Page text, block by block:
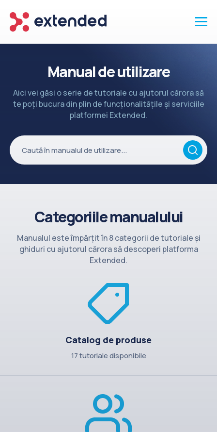
Vanzari și clienti
Marketing și promotii
Integrări
Setări
Înapoi la site
Contact
Manual de utilizare
Aici vei găsi o serie de tutoriale cu ajutorul cărora să
te poți bucura din plin de funcționalitățile și serviciile
platformei Extended.
Categoriile manualului
Manualul este împărțit în 8 categorii de tutoriale și
ghiduri cu ajutorul cărora să descoperi platforma
Extended.
Catalog de produse
17 tutoriale disponibile